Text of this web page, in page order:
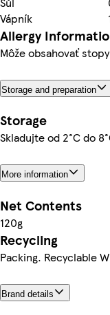
Vápník
Allergy
Môže obsahovať
Storage and preparation
Storage
Skladujte od 2°C do
More information
Net Contents
120g
Recycling
Packing. Recyclable
Brand details